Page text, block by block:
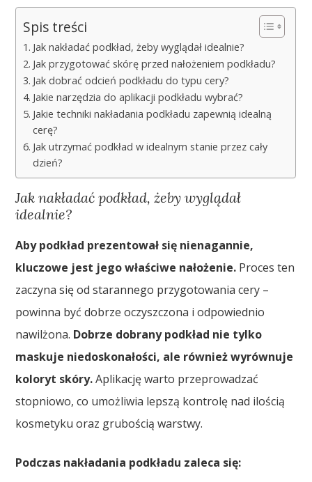
Spis treści
Jak nakładać podkład, żeby wyglądał idealnie?
Jak przygotować skórę przed nałożeniem podkładu?
Jak dobrać odcień podkładu do typu cery?
Jakie narzędzia do aplikacji podkładu wybrać?
Jakie techniki nakładania podkładu zapewnią idealną
cerę?
Jak utrzymać podkład w idealnym stanie przez cały
dzień?
Jak nakładać podkład, żeby wyglądał
idealnie?
Aby podkład prezentował się nienagannie,
kluczowe jest jego właściwe nałożenie. Proces ten
zaczyna się od starannego przygotowania cery –
powinna być dobrze oczyszczona i odpowiednio
nawilżona. Dobrze dobrany podkład nie tylko
maskuje niedoskonałości, ale również wyrównuje
koloryt skóry.Aplikację warto przeprowadzać
stopniowo, co umożliwia lepszą kontrolę nad ilością
kosmetyku oraz grubością warstwy.
Podczas nakładania podkładu zaleca się: